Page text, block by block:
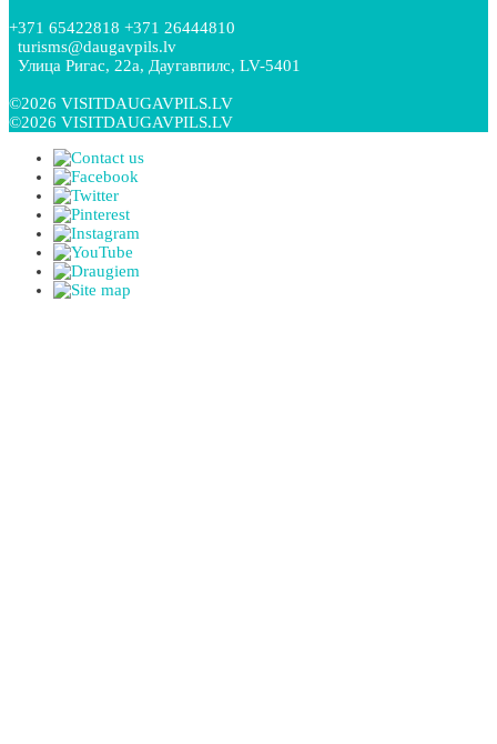
+371 65422818 +371 26444810
turisms@daugavpils.lv
Улица Ригас, 22a, Даугавпилс, LV-5401
©2026 VISITDAUGAVPILS.LV
©2026 VISITDAUGAVPILS.LV